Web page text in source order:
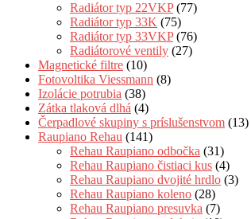
Radiátor typ 22VKP (77)
Radiátor typ 33K (75)
Radiátor typ 33VKP (76)
Radiátorové ventily (27)
Magnetické filtre (10)
Fotovoltika Viessmann (8)
Izolácie potrubia (38)
Zátka tlaková dlhá (4)
Čerpadlové skupiny s príslušenstvom (13)
Raupiano Rehau (141)
Rehau Raupiano odbočka (31)
Rehau Raupiano čistiaci kus (4)
Rehau Raupiano dvojité hrdlo (3)
Rehau Raupiano koleno (28)
Rehau Raupiano presuvka (7)